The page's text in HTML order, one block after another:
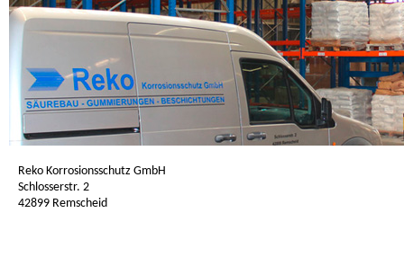
Reko Korrosionsschutz GmbH
Schlosserstr. 2
42899 Remscheid